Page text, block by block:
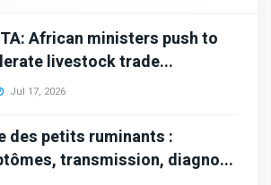
African ministers push to
livestock trade...
Jul 17, 2026
des petits ruminants :
transmission, diagno...